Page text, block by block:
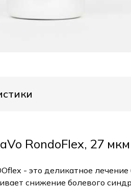
RondoFlex, 27 мкм
- это деликатное
снижение болевого